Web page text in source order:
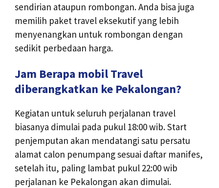
sendirian ataupun rombongan. Anda bisa juga
memilih paket travel eksekutif yang lebih
menyenangkan untuk rombongan dengan
sedikit perbedaan harga.
Jam Berapa mobil Travel
diberangkatkan ke Pekalongan?
Kegiatan untuk seluruh perjalanan travel
biasanya dimulai pada pukul 18:00 wib. Start
penjemputan akan mendatangi satu persatu
alamat calon penumpang sesuai daftar manifes,
setelah itu, paling lambat pukul 22:00 wib
perjalanan ke Pekalongan akan dimulai.